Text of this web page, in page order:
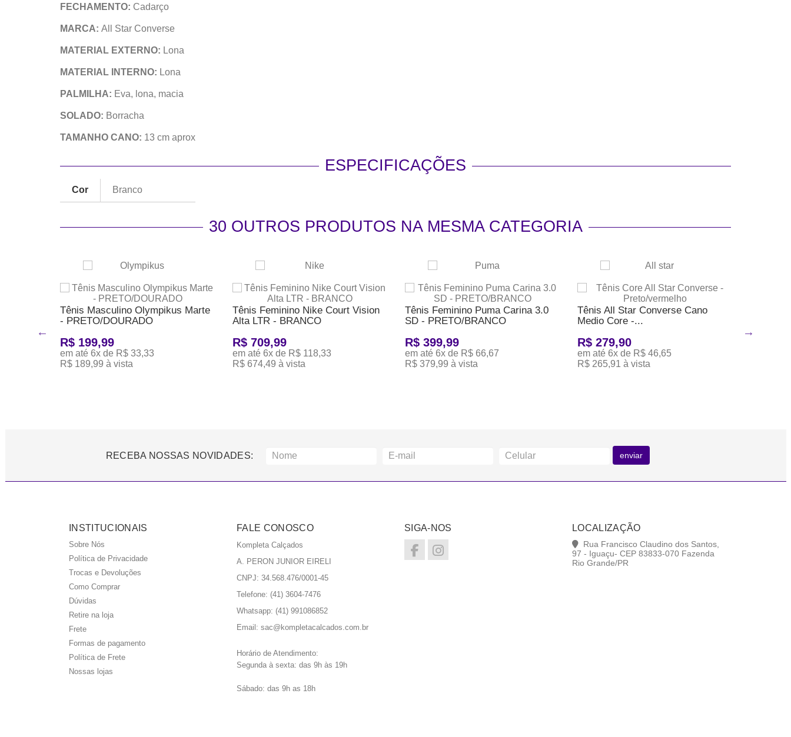
FECHAMENTO: Cadarço
MARCA: All Star Converse
MATERIAL EXTERNO: Lona
MATERIAL INTERNO: Lona
PALMILHA: Eva, lona, macia
SOLADO: Borracha
TAMANHO CANO: 13 cm aprox
ESPECIFICAÇÕES
Cor Branco
30 OUTROS PRODUTOS NA MESMA CATEGORIA
Tênis Masculino Olympikus Marte
- PRETO/DOURADO
R$ 199,99
em até 6x de R$ 33,33
R$ 189,99 à vista
Tênis Feminino Nike Court Vision
Alta LTR - BRANCO
R$ 709,99
em até 6x de R$ 118,33
R$ 674,49 à vista
Tênis Feminino Puma Carina 3.0
SD - PRETO/BRANCO
R$ 399,99
em até 6x de R$ 66,67
R$ 379,99 à vista
Tênis All Star Converse Cano
Medio Core -...
R$ 279,90
em até 6x de R$ 46,65
R$ 265,91 à vista
RECEBA NOSSAS NOVIDADES: enviar
INSTITUCIONAIS
Sobre Nós
Política de Privacidade
Trocas e Devoluções
Como Comprar
Dúvidas
Retire na loja
Frete
Formas de pagamento
Política de Frete
Nossas lojas
FALE CONOSCO
Kompleta Calçados
A. PERON JUNIOR EIRELI
CNPJ: 34.568.476/0001-45
Telefone: (41) 3604-7476
Whatsapp: (41) 991086852
Email: sac@kompletacalcados.com.br
Horário de Atendimento:
Segunda à sexta: das 9h às 19h
Sábado: das 9h as 18h
SIGA-NOS LOCALIZAÇÃO
Rua Francisco Claudino dos Santos,
97 - Iguaçu- CEP 83833-070 Fazenda
Rio Grande/PR